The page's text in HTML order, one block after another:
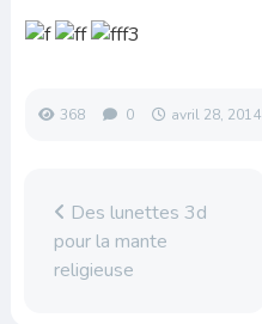
368 0 avril 28, 2014
Des lunettes 3d
pour la mante
religieuse